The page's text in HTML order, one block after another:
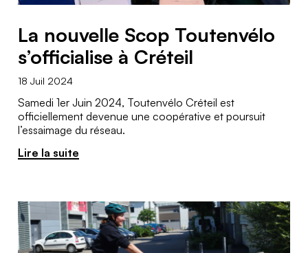
La nouvelle Scop Toutenvélo
s’officialise à Créteil
18 Juil 2024
Samedi 1er Juin 2024, Toutenvélo Créteil est
officiellement devenue une coopérative et poursuit
l’essaimage du réseau.
Lire la suite